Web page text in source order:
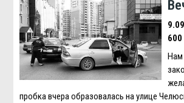
Нам
пробка вчера образовалась на улице